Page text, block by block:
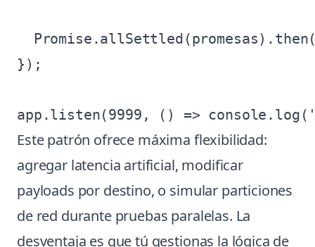
});
Este patrón ofrece máxima flexibilidad:
agregar latencia artificial, modificar
payloads por destino, o simular particiones
de red durante pruebas paralelas. La
desventaja es que tú gestionas la lógica de